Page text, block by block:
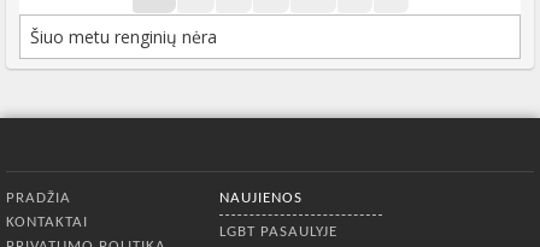
Šiuo metu renginių nėra
PRADŽIA
KONTAKTAI
NAUJIENOS
LGBT PASAULYJE